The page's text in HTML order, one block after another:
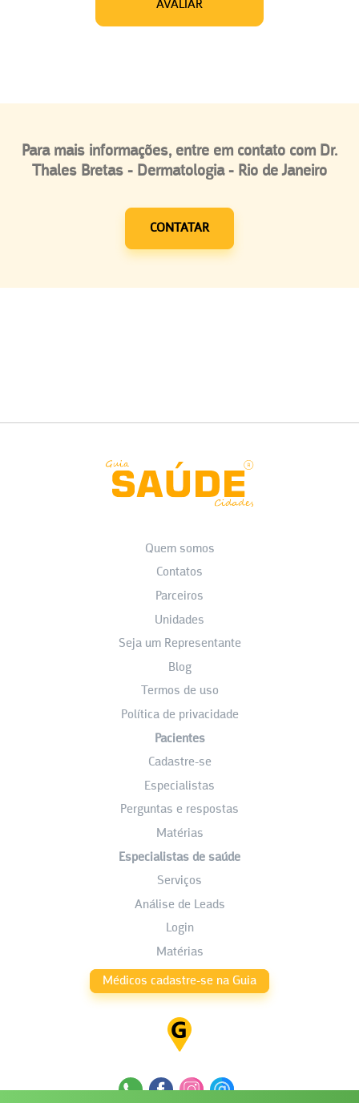
AVALIAR
Para mais informações, entre em contato com Dr.
Thales Bretas - Dermatologia - Rio de Janeiro
CONTATAR
Quem somos
Contatos
Parceiros
Unidades
Seja um Representante
Blog
Termos de uso
Política de privacidade
Pacientes
Cadastre-se
Especialistas
Perguntas e respostas
Matérias
Especialistas de saúde
Serviços
Análise de Leads
Login
Matérias
Médicos cadastre-se na Guia